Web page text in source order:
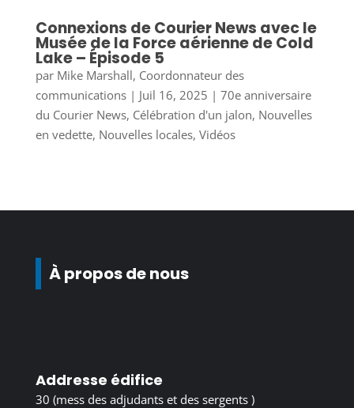
Connexions de Courier News avec le
Musée de la Force aérienne de Cold
Lake – Épisode 5
par Mike Marshall, Coordonnateur des
communications| Juil 16, 2025 | 70e anniversaire
du Courier News, Célébration d'un jalon, Nouvelles
en vedette, Nouvelles locales, Vidéos
À propos de nous
Addresse édifice
30 (mess des adjudants et des sergents )